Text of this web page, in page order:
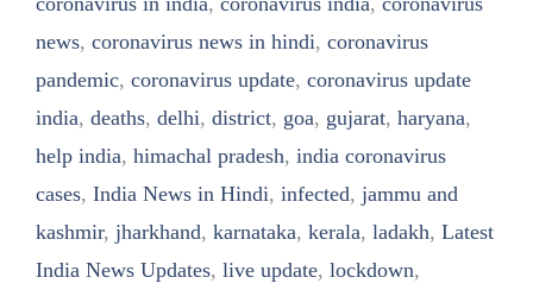
news, coronavirus news in hindi, coronavirus
pandemic, coronavirus update, coronavirus update
india, deaths, delhi, district, goa, gujarat, haryana,
help india, himachal pradesh, india coronavirus
cases, India News in Hindi, infected, jammu and
kashmir, jharkhand, karnataka, kerala, ladakh, Latest
India News Updates, live update, lockdown,